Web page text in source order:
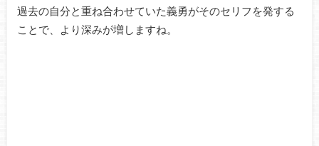
過去の自分と重ね合わせていた義勇がそのセリフを発する
ことで、より深みが増しますね。